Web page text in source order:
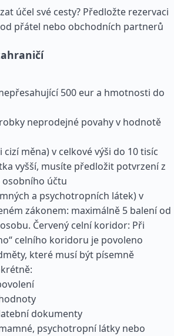
účel své cesty? Předložte rezervaci
přátel nebo obchodních partnerů
500 eur a hmotnosti do
neprodejné povahy v hodnotě
měna) v celkové výši do 10 tisíc
vyšší, musíte předložit potvrzení z
osobního účtu
a psychotropních látek) v
zákonem: maximálně 5 balení od
Červený celní koridor: Při
celního koridoru je povoleno
které musí být písemně
dokumenty
psychotropní látky nebo